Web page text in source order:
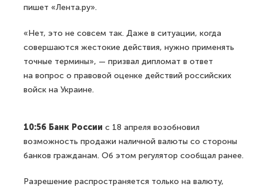
пишет «Лента.ру».
«Нет, это не совсем так. Даже в ситуации, когда
совершаются жестокие действия, нужно применять
точные термины», — призвал дипломат в ответ
на вопрос о правовой оценке действий российских
войск на Украине.
10:56 Банк России с 18 апреля возобновил
возможность продажи наличной валюты со стороны
банков гражданам. Об этом регулятор сообщал ранее.
Разрешение распространяется только на валюту,